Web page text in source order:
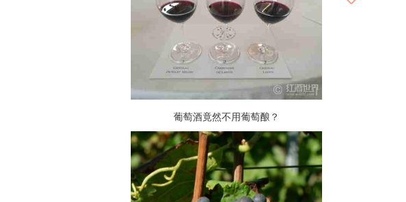
葡萄酒竟然不用葡萄酿？